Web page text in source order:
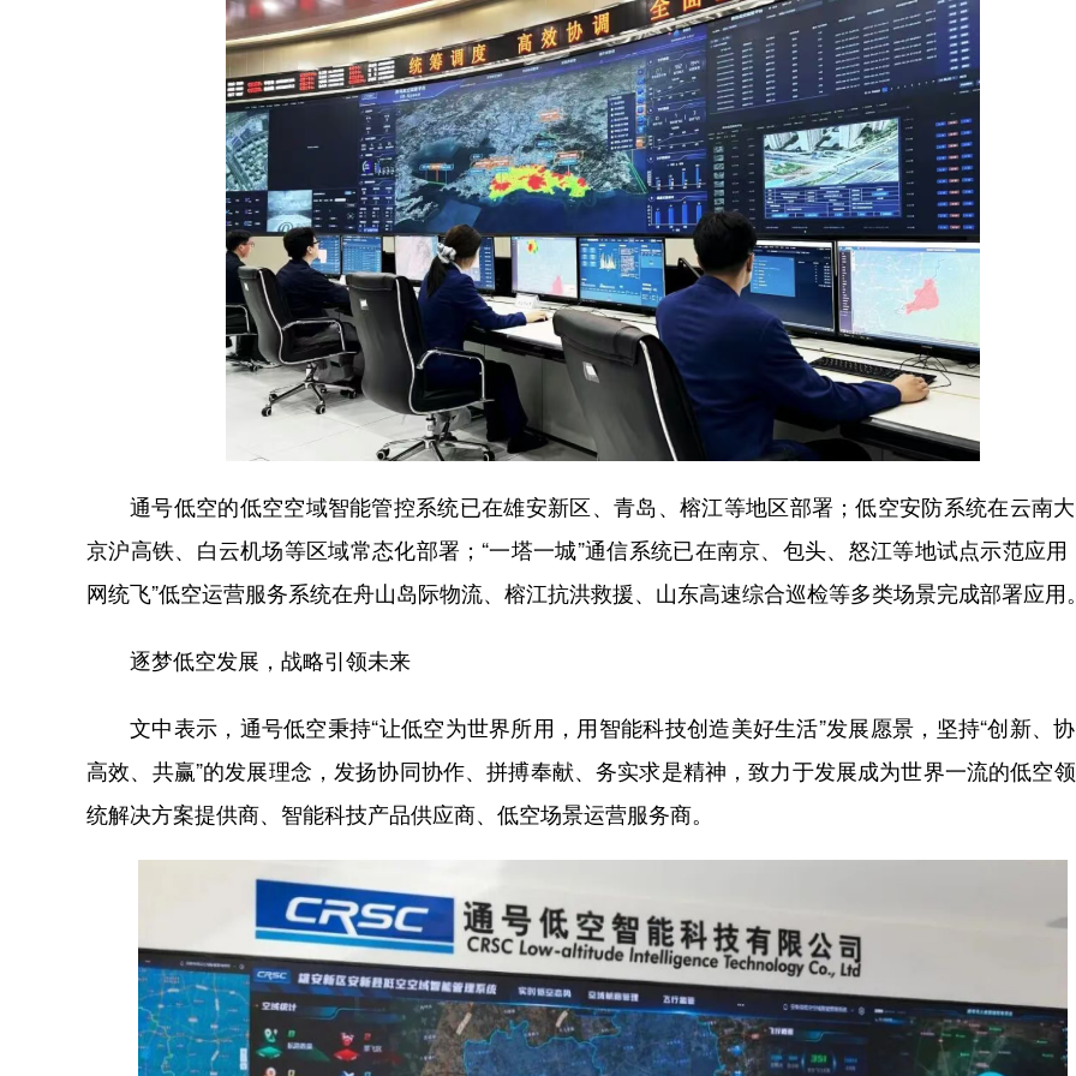
通号低空的低空空域智能管控系统已在雄安新区、青岛、榕江等地区部署；低空安防系统在云南
京沪高铁、白云机场等区域常态化部署；“一塔一城”通信系统已在南京、包头、怒江等地试点示范应用
网统飞”低空运营服务系统在舟山岛际物流、榕江抗洪救援、山东高速综合巡检等多类场景完成部署应用
逐梦低空发展，战略引领未来
文中表示，通号低空秉持“让低空为世界所用，用智能科技创造美好生活”发展愿景，坚持“创新、
高效、共赢”的发展理念，发扬协同协作、拼搏奉献、务实求是精神，致力于发展成为世界一流的低空
统解决方案提供商、智能科技产品供应商、低空场景运营服务商。